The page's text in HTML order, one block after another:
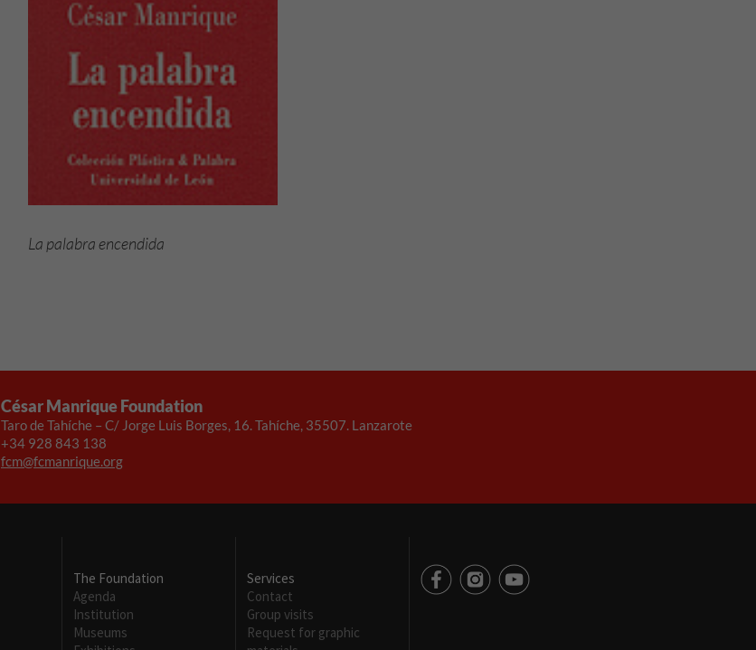
La palabra encendida
César Manrique Foundation
Taro de Tahíche – C/ Jorge Luis Borges, 16. Tahíche, 35507. Lanzarote
+34 928 843 138
fcm@fcmanrique.org
The Foundation
Agenda
Institution
Museums
Services
Contact
Group visits
Request for graphic
Necesarias
cookies no
son
Experiencia